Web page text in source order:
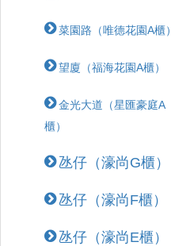
菜園路（唯德花園A櫃）
望廈（福海花園A櫃）
金光大道（星匯豪庭A
櫃）
氹仔（濠尚G櫃）
氹仔（濠尚F櫃）
氹仔（濠尚E櫃）